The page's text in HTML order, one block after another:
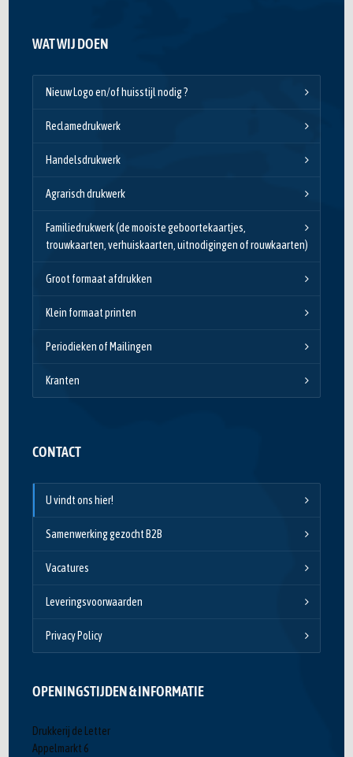
WAT WIJ DOEN
Nieuw Logo en/of huisstijl nodig ?
Reclamedrukwerk
Handelsdrukwerk
Agrarisch drukwerk
Familiedrukwerk (de mooiste geboortekaartjes,
trouwkaarten, verhuiskaarten, uitnodigingen of rouwkaarten)
Groot formaat afdrukken
Klein formaat printen
Periodieken of Mailingen
Kranten
CONTACT
U vindt ons hier!
Samenwerking gezocht B2B
Vacatures
Leveringsvoorwaarden
Privacy Policy
OPENINGSTIJDEN & INFORMATIE
Drukkerij de Letter
Appelmarkt 6